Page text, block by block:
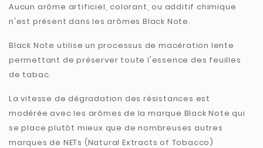
Aucun arôme artificiel, colorant, ou additif chimique
n'est présent dans les arômes Black Note.
Black Note utilise un processus de macération lente
permettant de préserver toute l'essence des feuilles
de tabac.
La vitesse de dégradation des résistances est
modérée avec les arômes de la marque Black Note qui
se place plutôt mieux que de nombreuses autres
marques de NETs (Natural Extracts of Tobacco)